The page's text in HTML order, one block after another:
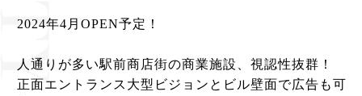
2024年4月OPEN予定！
人通りが多い駅前商店街の商業施設、視認性抜群！
正面エントランス大型ビジョンとビル壁面で広告も可